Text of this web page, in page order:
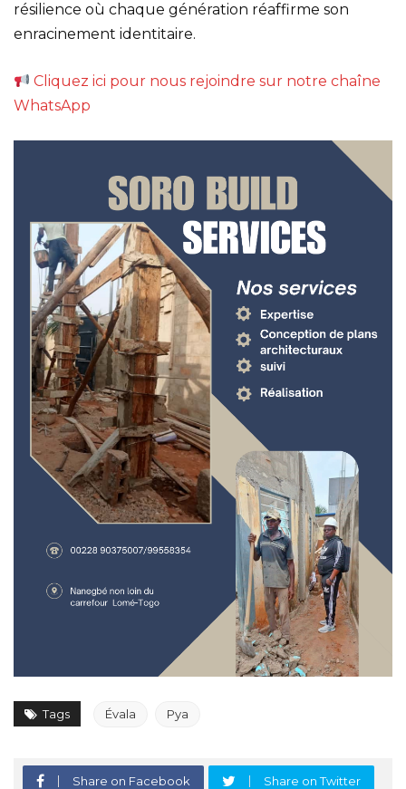
résilience où chaque génération réaffirme son
enracinement identitaire.
Cliquez ici pour nous rejoindre sur notre chaîne
WhatsApp
Tags Évala Pya
Share on Facebook Share on Twitter